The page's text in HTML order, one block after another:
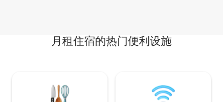
月租住宿的热门便利设施